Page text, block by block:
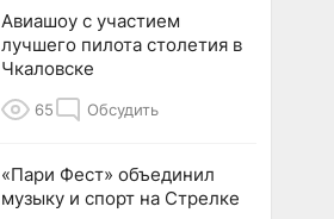
Авиашоу с участием
лучшего пилота столетия в
Чкаловске
65 Обсудить
«Пари Фест» объединил
музыку и спорт на Стрелке